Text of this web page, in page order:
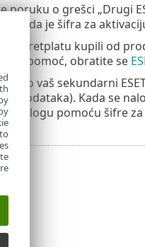
poruku o grešci „Drugi
da je šifra za
ste pretplatu kupili od
pomoć, obratite se
ovo vaš sekundarni
podataka). Kada se
nalogu pomoću šifre